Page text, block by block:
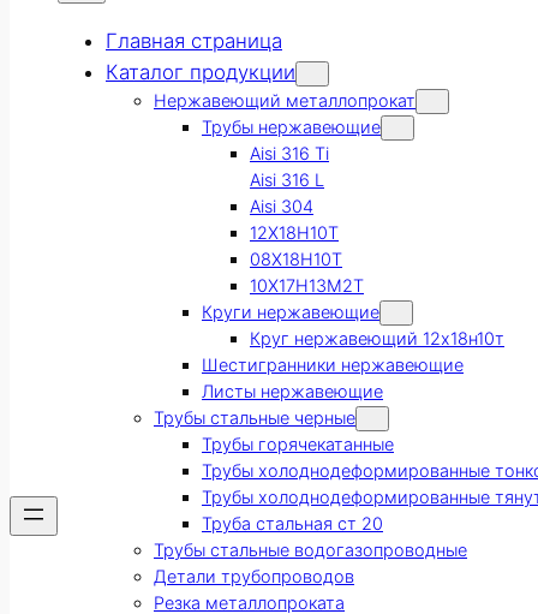
Главная страница
Каталог продукции
Нержавеющий металлопрокат
Трубы нержавеющие
Aisi 316 Ti
Aisi 316 L
Aisi 304
12Х18Н10Т
08Х18Н10Т
10Х17Н13М2Т
Круги нержавеющие
Круг нержавеющий 12х18н10т
Шестигранники нержавеющие
Листы нержавеющие
Трубы стальные черные
Трубы горячекатанные
Трубы холоднодеформированные
Трубы холоднодеформированные
Труба стальная ст 20
Трубы стальные водогазопроводные
Детали трубопроводов
Резка металлопроката